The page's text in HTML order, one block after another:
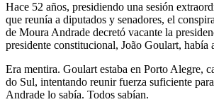
Hace 52 años, presidiendo una sesión
que reunía a diputados y senadores, el
de Moura Andrade decretó vacante la
presidente constitucional, João Goulart, había
Era mentira. Goulart estaba en Porto Alegre,
do Sul, intentando reunir fuerza suficiente
Andrade lo sabía. Todos sabían.